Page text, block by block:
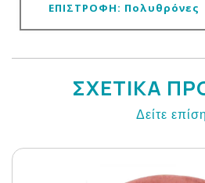
ΕΠΙΣΤΡΟΦΗ: Πολυθρόνες
ΣΧΕΤΙΚΑ
Δείτε